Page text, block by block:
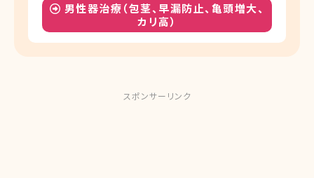
男性器治療（包茎、早漏防止、亀頭増大、
カリ高）
スポンサーリンク